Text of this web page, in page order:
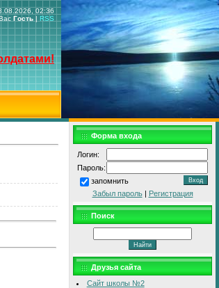
02:36
Гость | RSS
Форма входа
Логин:
Пароль:
запомнить
Забыл пароль| Регистрация
Поиск
Друзья сайта
Сайт школы №2